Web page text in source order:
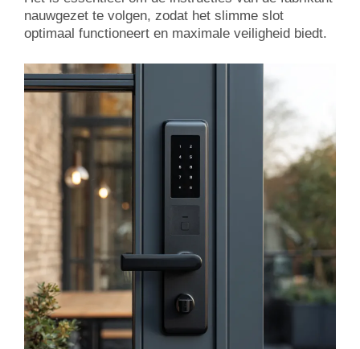
nauwgezet te volgen, zodat het slimme slot
optimaal functioneert en maximale veiligheid biedt.